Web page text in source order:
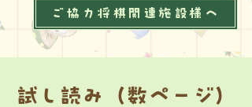
ご協力将棋関連施設様へ
​試し読み（数ページ）